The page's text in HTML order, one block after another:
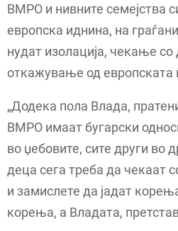
ВМРО и нивните семејства
европска иднина, на
нудат изолација, чекање со
откажување од европската
„Додека пола Влада,
ВМРО имаат бугарски
во џебовите, сите други во
деца сега треба да чекаат
и замислете да јадат
корења, а Владата,